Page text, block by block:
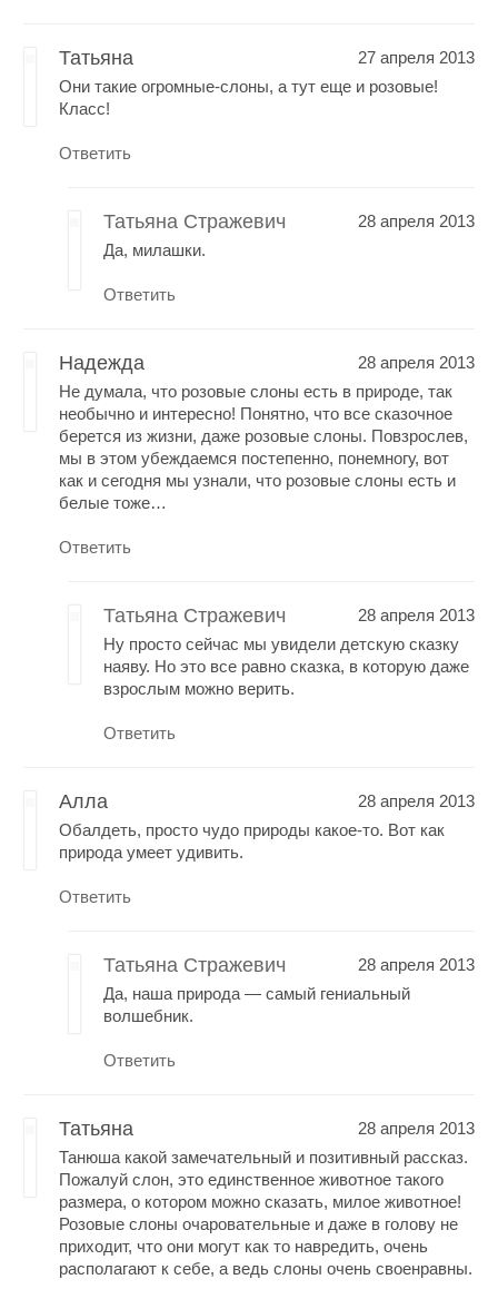
Татьяна
27 апреля 2013
Они такие огромные-слоны, а тут еще и розовые!
Класс!
Ответить
Татьяна Стражевич
28 апреля 2013
Да, милашки.
Ответить
Надежда
28 апреля 2013
Не думала, что розовые слоны есть в природе, так
необычно и интересно! Понятно, что все сказочное
берется из жизни, даже розовые слоны. Повзрослев,
мы в этом убеждаемся постепенно, понемногу, вот
как и сегодня мы узнали, что розовые слоны есть и
белые тоже…
Ответить
Татьяна Стражевич
28 апреля 2013
Ну просто сейчас мы увидели детскую сказку
наяву. Но это все равно сказка, в которую даже
взрослым можно верить.
Ответить
Алла
28 апреля 2013
Обалдеть, просто чудо природы какое-то. Вот как
природа умеет удивить.
Ответить
Татьяна Стражевич
28 апреля 2013
Да, наша природа — самый гениальный
волшебник.
Ответить
Татьяна
28 апреля 2013
Танюша какой замечательный и позитивный рассказ.
Пожалуй слон, это единственное животное такого
размера, о котором можно сказать, милое животное!
Розовые слоны очаровательные и даже в голову не
приходит, что они могут как то навредить, очень
располагают к себе, а ведь слоны очень своенравны.